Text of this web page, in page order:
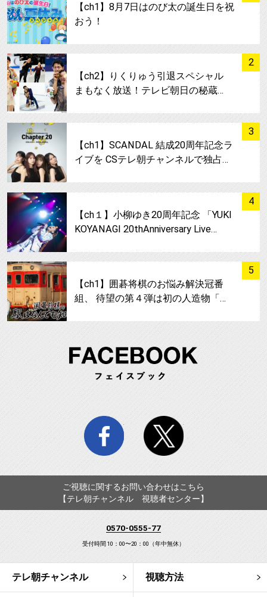
【ch1】8月7日はのび太の誕生日を祝
おう！
2
サムネイル
【ch2】りくりゅう引退スペシャル
まもなく放送！テレビ朝日の秘蔵…
3
【ch1】SCANDAL 結成20周年記念ラ
イブを CSテレ朝チャンネルで独占…
4
【ch１】小柳ゆき20周年記念 「YUKI
KOYANAGI 20thAnniversary Live…
5
サムネイル
【ch1】囲碁将棋のお悩み解決冠番
組、 待望の第４弾は初の人造物「…
facebook twitter
ご視聴に関するお問い合わせはこちら
【テレ朝チャンネル 視聴者センター】
0570-0555-77
受付時間 10：00〜20：00（年中無休）
テレ朝チャンネル 視聴方法